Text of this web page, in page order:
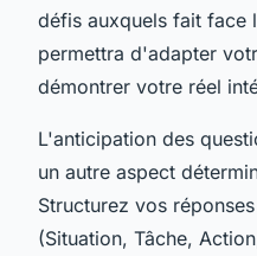
défis auxquels fait face
permettra d'adapter
démontrer votre réel
L'anticipation des
un autre aspect
Structurez vos
(Situation, Tâche,